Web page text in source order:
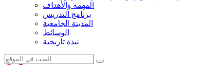
المهمة والأهداف
برنامج التدريس
المدينة الجامعية
الوسائط
نبذة تاريخية